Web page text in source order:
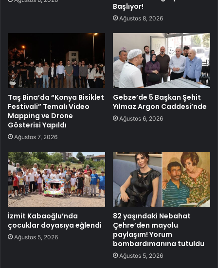
Başlıyor!
Ağustos 8, 2026
Taş Bina’da “Konya Bisiklet
Festivali” Temalı Video
Mapping ve Drone
Gösterisi Yapıldı
Ağustos 7, 2026
Gebze’de 5 Başkan Şehit
Yılmaz Argon Caddesi’nde
Ağustos 6, 2026
İzmit Kabaoğlu’nda
çocuklar doyasıya eğlendi
Ağustos 5, 2026
82 yaşındaki Nebahat
Çehre’den mayolu
paylaşım! Yorum
bombardımanına tutuldu
Ağustos 5, 2026